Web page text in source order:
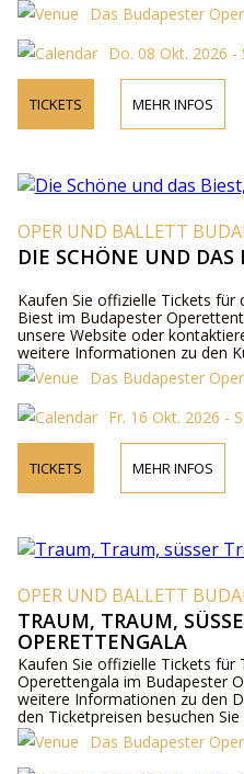
Das Budapester
Do. 08 Okt. 2026 -
TICKETS MEHR INFOS
OPER UND BALLETT
DIE SCHÖNE UND DAS
Kaufen Sie offizielle Tickets für
Biest im Budapester
unsere Website oder
weitere Informationen zu den
Ticketpreisen.Das Budapester
Fr. 16 Okt. 2026 -
TICKETS MEHR INFOS
OPER UND BALLETT
TRAUM, TRAUM,
OPERETTENGALA
Kaufen Sie offizielle Tickets
Operettengala im Budapester
weitere Informationen zu den
den Ticketpreisen besuchen
kontaktieren Sie uns telefonisch.
Das Budapester